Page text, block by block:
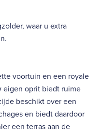
waar u extra
voortuin en een royale
eigen oprit biedt ruime
beschikt over een
en biedt daardoor
een terras aan de